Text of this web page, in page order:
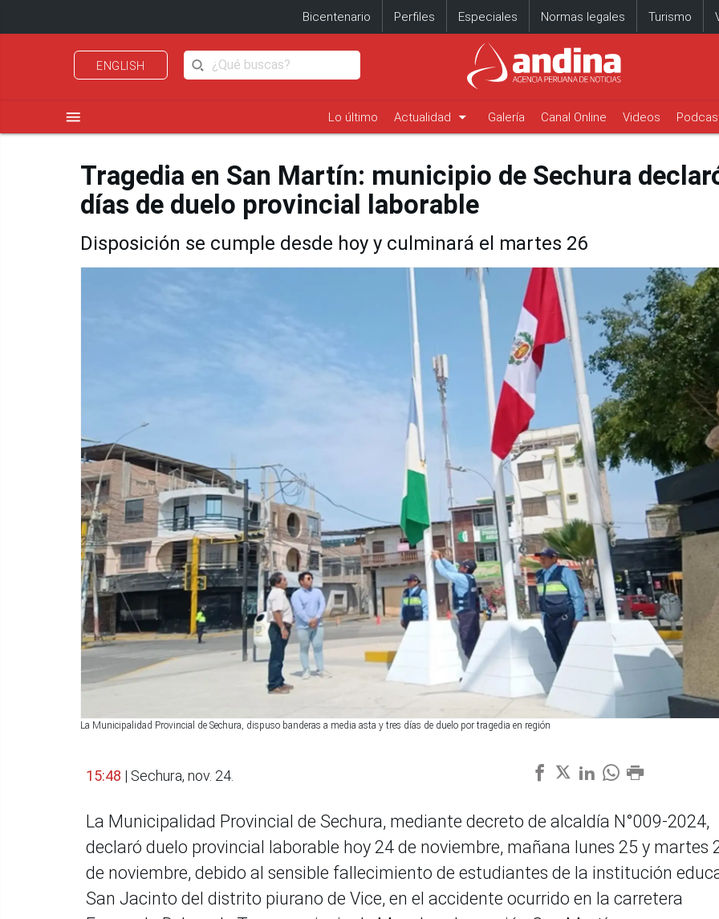
Bicentenario Perfiles Especiales Normas legales Turismo
ENGLISH
menu Lo último Actualidad arrow_drop_down Galería Canal Online Videos
Tragedia en San Martín: municipio de Sechura
días de duelo provincial laborable
Disposición se cumple desde hoy y culminará el martes 26
La Municipalidad Provincial de Sechura, dispuso banderas a media asta y tres días de duelo por tragedia en región
15:48 | Sechura, nov. 24.
La Municipalidad Provincial de Sechura, mediante decreto de alcaldía N°009-2024,
declaró duelo provincial laborable hoy 24 de noviembre, mañana lunes 25 y martes
de noviembre, debido al sensible fallecimiento de estudiantes de la institución
San Jacinto del distrito piurano de Vice, en el accidente ocurrido en la carretera